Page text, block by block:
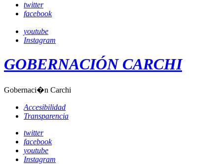
twitter
facebook
youtube
Instagram
GOBERNACIÓN CARCHI
Gobernaci�n Carchi
Accesibilidad
Transparencia
twitter
facebook
youtube
Instagram